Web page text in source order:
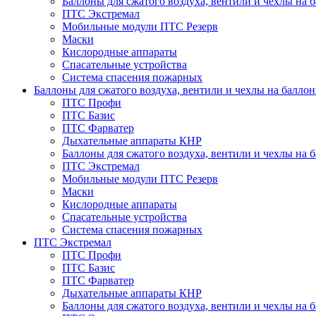
ПТС Экстремал
Мобильные модули ПТС Резерв
Маски
Кислородные аппараты
Спасательные устройства
Система спасения пожарных
Баллоны для сжатого воздуха, вентили и чехлы на
ПТС Профи
ПТС Базис
ПТС Фарватер
Дыхательные аппараты КНР
Баллоны для сжатого воздуха, вентили и чехлы на
ПТС Экстремал
Мобильные модули ПТС Резерв
Маски
Кислородные аппараты
Спасательные устройства
Система спасения пожарных
ПТС Экстремал
ПТС Профи
ПТС Базис
ПТС Фарватер
Дыхательные аппараты КНР
Баллоны для сжатого воздуха, вентили и чехлы на